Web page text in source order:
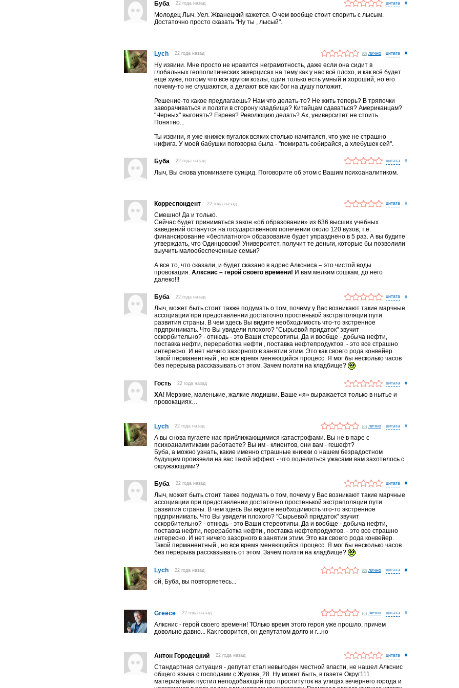
Буба 22 года назад #
Молодец Лыч. Уел. Жванецкий кажется. О чем вообще стоит спорить с лысым.
Достаточно просто сказать "Ну ты , лысый".
Lych 22 года назад лично #
Ну извини. Мне просто не нравится неграмотность, даже если она сидит в
глобальных геополитических экзерцисах на тему как у нас всё плохо, и как всё будет
ещё хуже, потому что все кругом козлы, один только есть умный и хороший, но его
почему-то не слушаются, а делают всё как бог на душу положит.
Решение-то какое предлагаешь? Нам что делать-то? Не жить теперь? В тряпочки
заворачиваться и ползти в сторону кладбища? Китайцам сдаваться? Американцам?
"Черных" выгонять? Евреев? Революцию делать? Ах, университет не стоить...
Понятно...
Ты извини, я уже книжек-пугалок всяких столько начитался, что уже не страшно
нифига. У моей бабушки поговорка была - "помирать собирайся, а хлебушек сей".
Буба 22 года назад #
Лыч, Вы снова упоминаете суицид. Поговорите об этом с Вашим психоаналитиком.
Корреспондент 22 года назад #
Смешно! Да и только.
Сейчас будет приниматься закон «об образовании» из 636 высших учебных
заведений останутся на государственном попечении около 120 вузов, т.е.
финансирование «бесплатного» образование будет упразднено в 5 раз. А вы будите
утверждать, что Одинцовский Университет, получит те деньги, которые бы позволили
выучить малообеспеченные семьи?
А все то, что сказали, и будет сказано в адрес Алксниса – это чистой воды
провокация.Алкснис – герой своего времени! И вам мелким сошкам, до него
далеко!!!
Буба 22 года назад #
Лыч, может быть стоит также подумать о том, почему у Вас возникают такие марчные
ассоциации при представлении достаточно простенькой экстраполяции пути
развития страны. В чем здесь Вы видите необходимость что-то экстренное
прдпринимать. Что Вы увидели плохого? "Сырьевой придаток" звучит
оскорбительно? - отнюдь - это Ваши стереотипы. Да и вообще - добыча нефти,
поставка нефти, переработка нефти , поставка нефтепродуктов. - это все страшно
интересно. И нет ничего зазорного в занятии этим. Это как своего рода конвейер.
Такой перманентный , но все время меняющийся процесс. Я мог бы несколько часов
без перерыва рассказывать от этом. Зачем ползти на кладбище?
Гость 22 года назад #
ХА! Мерзкие, маленькие, жалкие людишки. Ваше «я» выражается только в нытье и
провокациях…
Lych 22 года назад лично #
А вы снова пугаете нас приближающимися катастрофами. Вы не в паре с
психоаналитиками работаете? Вы им - клиентов, они вам - гешефт?
Буба, а можно узнать, какие именно страшные книжки о нашем безрадостном
будущем произвели на вас такой эффект - что поделиться ужасами вам захотелось с
окружающими?
Буба 22 года назад #
Лыч, может быть стоит также подумать о том, почему у Вас возникают такие марчные
ассоциации при представлении достаточно простенькой экстраполяции пути
развития страны. В чем здесь Вы видите необходимость что-то экстренное
прдпринимать. Что Вы увидели плохого? "Сырьевой придаток" звучит
оскорбительно? - отнюдь - это Ваши стереотипы. Да и вообще - добыча нефти,
поставка нефти, переработка нефти , поставка нефтепродуктов. - это все страшно
интересно. И нет ничего зазорного в занятии этим. Это как своего рода конвейер.
Такой перманентный , но все время меняющийся процесс. Я мог бы несколько часов
без перерыва рассказывать от этом. Зачем ползти на кладбище?
Lych 22 года назад лично #
ой, Буба, вы повторяетесь...
Greece 22 года назад лично #
Алкснис - герой своего времени! ТОлько время этого героя уже прошло, причем
довольно давно... Как говорится, он депутатом долго и г...но
Антон Городецкий 22 года назад #
Стандартная ситуация - депутат стал невыгоден местной власти, не нашел Алкснис
общего языка с господами с Жукова, 28. Ну может быть, в газете Округ111
материальчик пустил неподобающий про проституток на улицах вечернего города и